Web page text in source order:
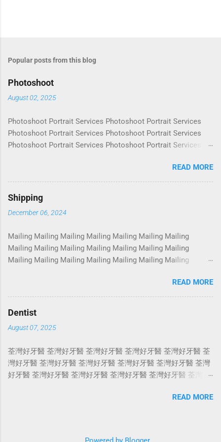
Popular posts from this blog
Photoshoot
August 02, 2025
Photoshoot Portrait Services Photoshoot Portrait Services
Photoshoot Portrait Services Photoshoot Portrait Services
Photoshoot Portrait Services Photoshoot Portrait Services
Photoshoot Portrait Services Photoshoot Portrait Services
Photoshoot Portrait Services Photoshoot Portrait Services
Photoshoot Portrait Services Photoshoot Portrait Services
Photoshoot Portrait Services Photoshoot Portrait Services
Photoshoot Portrait Services Photoshoot Portrait Services
Photoshoot Portrait Services Photoshoot Portrait Services
Photoshoot Portrait Services Photoshoot Portrait Services
Photoshoot Portrait Services Photoshoot Portrait Services
Photoshoot Portrait Services Photoshoot Portrait Services
Photoshoot Portrait Services Photoshoot Portrait Services
Photosho...
READ MORE
Shipping
December 06, 2024
Mailing Mailing Mailing Mailing Mailing Mailing Mailing
Mailing Mailing Mailing Mailing Mailing Mailing Mailing
Mailing Mailing Mailing Mailing Mailing Mailing Mailing
Mailing Mailing Mailing Mailing Mailing Mailing Mailing
Mailing Mailing Mailing Mailing Mailing Mailing Mailing
Mailing Mailing Mailing Mailing Mailing Mailing Mailing
Mailing Mailing Mailing Mailing Mailing Mailing Mailing
Mailing Mailing Mailing Mailing Mailing Mailing Mailing
Mailing Mailing Mailing Mailing Mailing Mailing Mailing
Mailing Mailing Mailing Mailing Mailing Mailing Mailing
READ MORE
Dentist
August 07, 2025
荃灣好牙醫 荃灣好牙醫 荃灣好牙醫 荃灣好牙醫 荃灣好牙醫 荃
灣好牙醫 荃灣好牙醫 荃灣好牙醫 荃灣好牙醫 荃灣好牙醫 荃灣
好牙醫 荃灣好牙醫 荃灣好牙醫 荃灣好牙醫 荃灣好牙醫 荃灣好
醫 荃灣好牙醫 荃灣好牙醫 荃灣好牙醫 荃灣好牙醫 荃灣好牙醫
READ MORE